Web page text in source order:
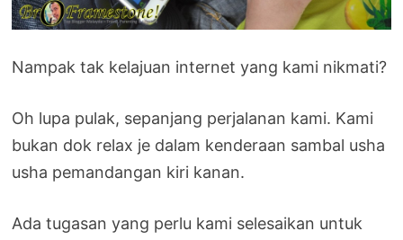
Nampak tak kelajuan internet yang kami nikmati?
Oh lupa pulak, sepanjang perjalanan kami. Kami
bukan dok relax je dalam kenderaan sambal usha
usha pemandangan kiri kanan.
Ada tugasan yang perlu kami selesaikan untuk